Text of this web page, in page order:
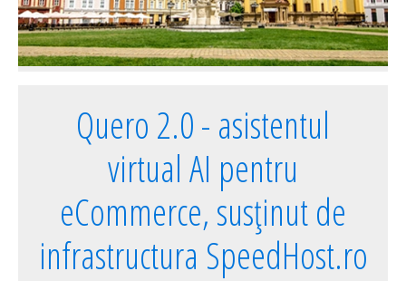
Quero 2.0 - asistentul
virtual AI pentru
eCommerce, susținut de
infrastructura SpeedHost.ro